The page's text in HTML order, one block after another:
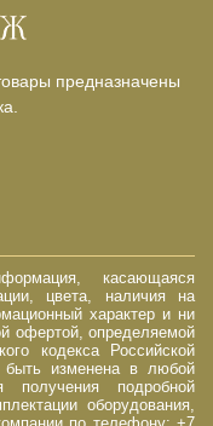
предназначены
касающаяся
цвета, наличия на
характер и ни
офертой, определяемой
кодекса Российской
изменена в любой
получения подробной
оборудования,